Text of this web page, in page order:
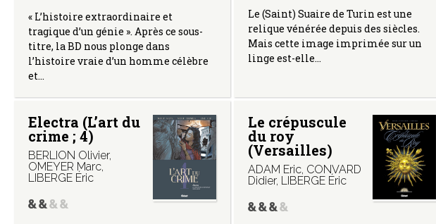
« L’histoire extraordinaire et
tragique d’un génie ». Après ce sous-
titre, la BD nous plonge dans
l’histoire vraie d’un homme célèbre
et…
Le (Saint) Suaire de Turin est une
relique vénérée depuis des siècles.
Mais cette image imprimée sur un
linge est-elle…
Electra (L’art du
crime ; 4)
BERLION Olivier,
OMEYER Marc,
LIBERGE Éric
Le crépuscule
du roy
(Versailles)
ADAM Eric, CONVARD
Didier, LIBERGE Éric